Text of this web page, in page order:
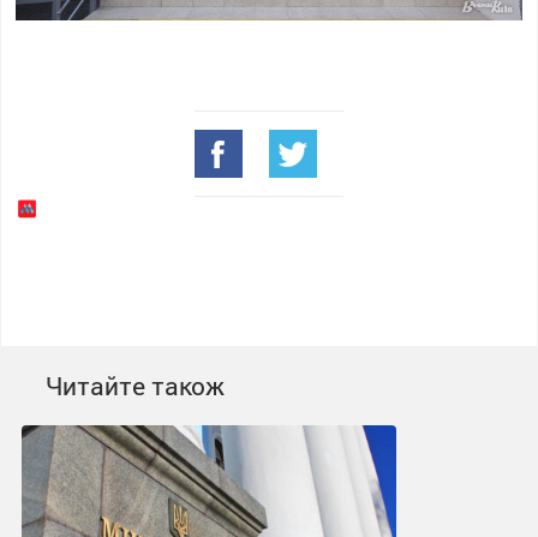
Читайте також